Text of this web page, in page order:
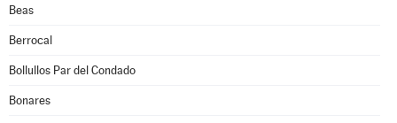
Beas
Berrocal
Bollullos Par del Condado
Bonares